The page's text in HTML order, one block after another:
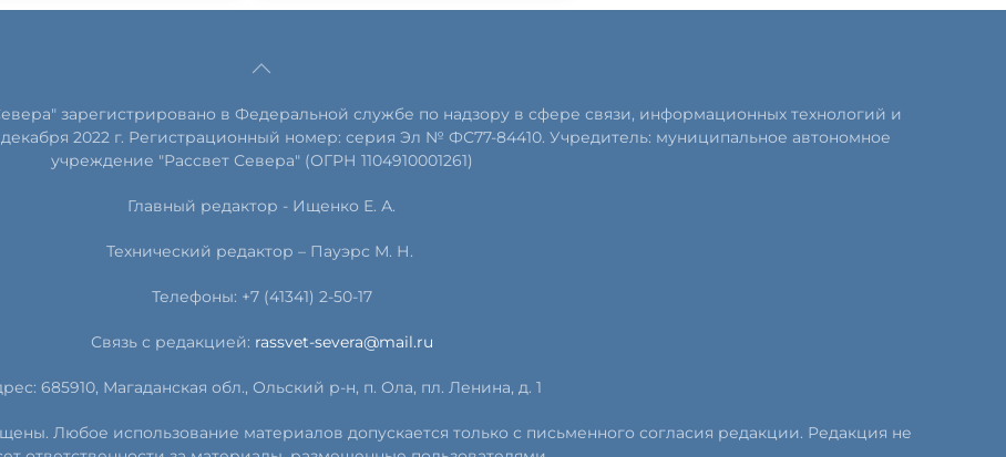
зарегистрировано в Федеральной службе по надзору в сфере связи, информационных технологий и
2022 г. Регистрационный номер: серия Эл № ФС77-84410. Учредитель: муниципальное автономное
учреждение "Рассвет Севера" (ОГРН 1104910001261)
Главный редактор - Ищенко Е. А.
Технический редактор – Пауэрс М. Н.
Телефоны: +7 (41341) 2-50-17
Связь с редакцией: rassvet-severa@mail.ru
685910, Магаданская обл., Ольский р-н, п. Ола, пл. Ленина, д. 1
Любое использование материалов допускается только с письменного согласия редакции. Редакция не